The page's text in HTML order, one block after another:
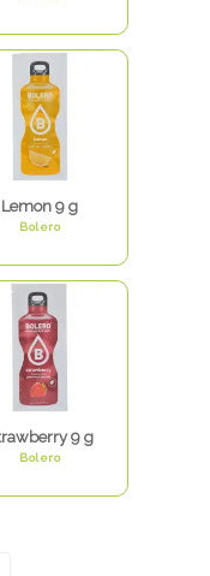
Lemon 9 g
Bolero
9 g
Bolero